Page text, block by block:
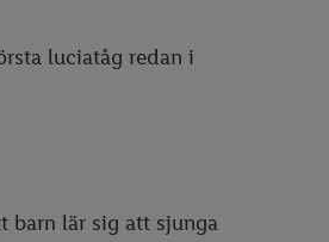
luciatåg redan i
barn lär sig att sjunga